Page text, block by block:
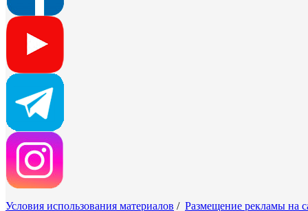
Условия использования материалов / Размещение рекламы на